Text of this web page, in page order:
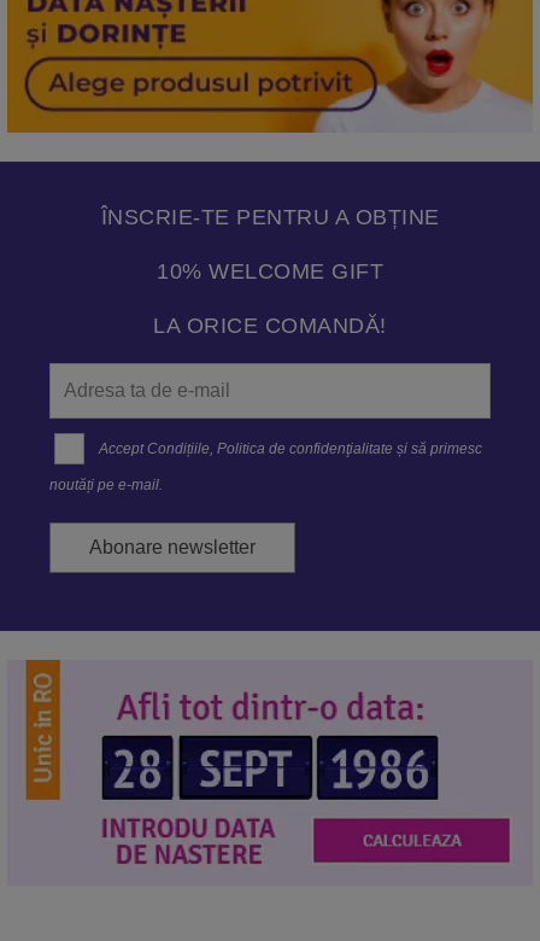
ÎNSCRIE-TE PENTRU A OBȚINE
10% WELCOME GIFT
LA ORICE COMANDĂ!
Accept Condițiile,Politica de confidenţialitate și să primesc
noutăți pe e-mail.
Abonare newsletter